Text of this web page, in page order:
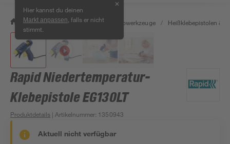
Hier kannst du deinen
Markt anpassen , falls er nicht
stimmt.
✕
/ Werkstatt & Maschinen / Elektrowerkzeuge / Heißklebepistolen &
Rapid Niedertemperatur-
Klebepistole EG130LT
Produktdetails | Artikelnummer: 1350943
Aktuell nicht verfügbar